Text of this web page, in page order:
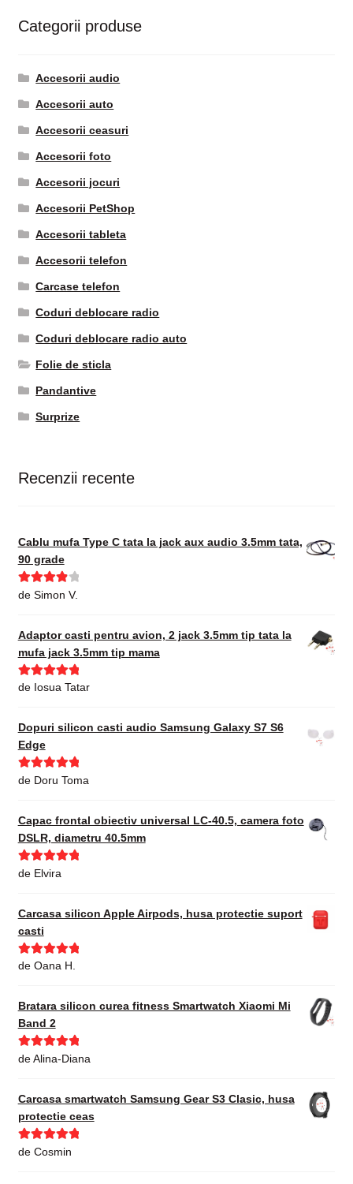
Categorii produse
Accesorii audio
Accesorii auto
Accesorii ceasuri
Accesorii foto
Accesorii jocuri
Accesorii PetShop
Accesorii tableta
Accesorii telefon
Carcase telefon
Coduri deblocare radio
Coduri deblocare radio auto
Folie de sticla
Pandantive
Surprize
Recenzii recente
Cablu mufa Type C tata la jack aux audio 3.5mm tata,
90 grade
Evaluat la
de Simon V.
Adaptor casti pentru avion, 2 jack 3.5mm tip tata la
mufa jack 3.5mm tip mama
Evaluat la5
de Iosua Tatar
Dopuri silicon casti audio Samsung Galaxy S7 S6
Edge
Evaluat la5
de Doru Toma
Capac frontal obiectiv universal LC-40.5, camera foto
DSLR, diametru 40.5mm
Evaluat la
de Elvira
Carcasa silicon Apple Airpods, husa protectie suport
casti
Evaluat la5
de Oana H.
Bratara silicon curea fitness Smartwatch Xiaomi Mi
Band 2
Evaluat la5
de Alina-Diana
Carcasa smartwatch Samsung Gear S3 Clasic, husa
protectie ceas
Evaluat la5
de Cosmin